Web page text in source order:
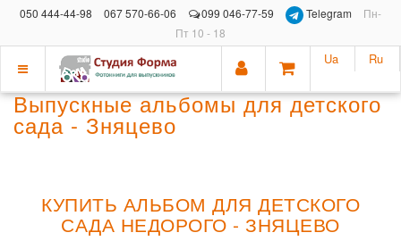
050 444-44-98 067 570-66-06 099 046-77-59 Telegram
Пн-
Пт 10 - 18
Показать
меню
Ua Ru
Выпускные альбомы для детского
сада - Зняцево
КУПИТЬ АЛЬБОМ ДЛЯ ДЕТСКОГО
САДА НЕДОРОГО - ЗНЯЦЕВО